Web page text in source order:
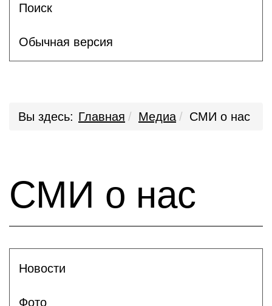
Поиск
Обычная версия
Вы здесь: Главная Медиа СМИ о нас
СМИ о нас
Новости
Фото